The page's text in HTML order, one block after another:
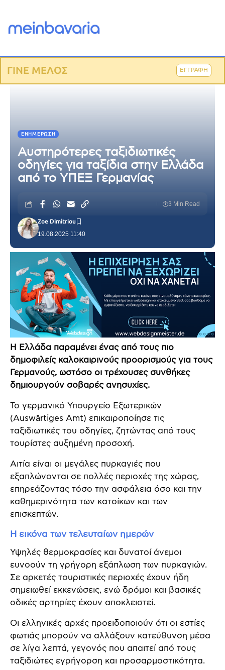
ΓΙΝΕ ΜΕΛΟΣ ΕΓΓΡΑΦΗ
ΕΝΗΜΈΡΩΣΗ
Αυστηρότερες ταξιδιωτικές
οδηγίες για ταξίδια στην Ελλάδα
από το ΥΠΕΞ Γερμανίας
19.08.2025 11:40
Zoe Dimitriou
3 Min Read
Η Ελλάδα παραμένει ένας από τους πιο
δημοφιλείς καλοκαιρινούς προορισμούς για τους
Γερμανούς, ωστόσο οι τρέχουσες συνθήκες
δημιουργούν σοβαρές ανησυχίες.
Το γερμανικό Υπουργείο Εξωτερικών
(Auswärtiges Amt) επικαιροποίησε τις
ταξιδιωτικές του οδηγίες, ζητώντας από τους
τουρίστες αυξημένη προσοχή.
Αιτία είναι οι μεγάλες πυρκαγιές που
εξαπλώνονται σε πολλές περιοχές της χώρας,
επηρεάζοντας τόσο την ασφάλεια όσο και την
καθημερινότητα των κατοίκων και των
επισκεπτών.
Η εικόνα των τελευταίων ημερών
Υψηλές θερμοκρασίες και δυνατοί άνεμοι
ευνοούν τη γρήγορη εξάπλωση των πυρκαγιών.
Σε αρκετές τουριστικές περιοχές έχουν ήδη
σημειωθεί εκκενώσεις, ενώ δρόμοι και βασικές
οδικές αρτηρίες έχουν αποκλειστεί.
Οι ελληνικές αρχές προειδοποιούν ότι οι εστίες
φωτιάς μπορούν να αλλάξουν κατεύθυνση μέσα
σε λίγα λεπτά, γεγονός που απαιτεί από τους
ταξιδιώτες εγρήγορση και προσαρμοστικότητα.